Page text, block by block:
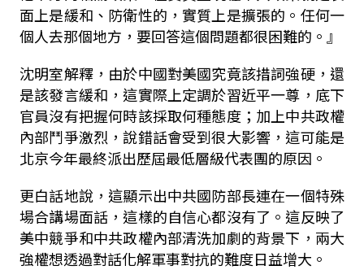
面上是緩和、防衛性的，實質上是擴張的。任何一
個人去那個地方，要回答這個問題都很困難的。』
沈明室解釋，由於中國對美國究竟該措詞強硬，還
是該發言緩和，這實際上定調於習近平一尊，底下
官員沒有把握何時該採取何種態度；加上中共政權
內部鬥爭激烈，說錯話會受到很大影響，這可能是
北京今年最終派出歷屆最低層級代表團的原因。
更白話地說，這顯示出中共國防部長連在一個特殊
場合講場面話，這樣的自信心都沒有了。這反映了
美中競爭和中共政權內部清洗加劇的背景下，兩大
強權想透過對話化解軍事對抗的難度日益增大。